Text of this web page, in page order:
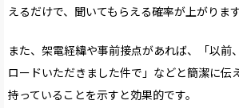
えるだけで、聞いてもらえる確率が上がります
また、架電経緯や事前接点があれば、「以前
ロードいただきました件で」などと簡潔に伝
持っていることを示すと効果的です。